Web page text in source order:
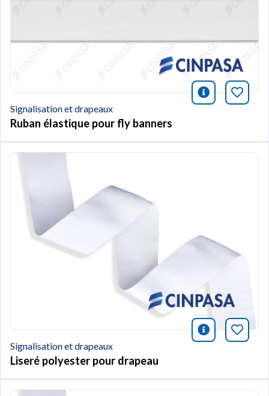
icono
Signalisation et drapeaux
Ruban élastique pour fly banners
icono
Signalisation et drapeaux
Liseré polyester pour drapeau